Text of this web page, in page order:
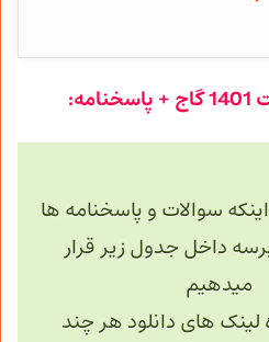
سوالات و پاسخنامه ها
داخل جدول زیر قرار
میدهیم
های دانلود هر چند